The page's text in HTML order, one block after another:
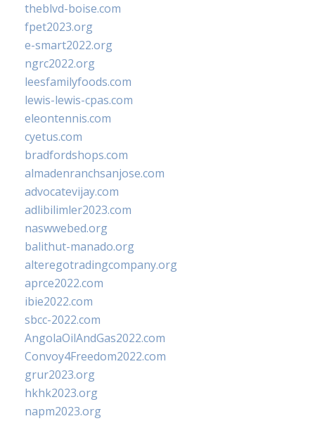
theblvd-boise.com
fpet2023.org
e-smart2022.org
ngrc2022.org
leesfamilyfoods.com
lewis-lewis-cpas.com
eleontennis.com
cyetus.com
bradfordshops.com
almadenranchsanjose.com
advocatevijay.com
adlibilimler2023.com
naswwebed.org
balithut-manado.org
alteregotradingcompany.org
aprce2022.com
ibie2022.com
sbcc-2022.com
AngolaOilAndGas2022.com
Convoy4Freedom2022.com
grur2023.org
hkhk2023.org
napm2023.org